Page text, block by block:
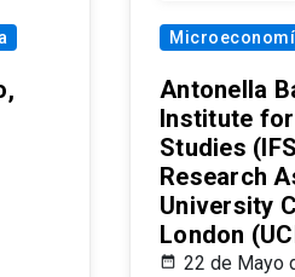
Antonella
Institute
Studies
Research
University
London
22 de Mayo